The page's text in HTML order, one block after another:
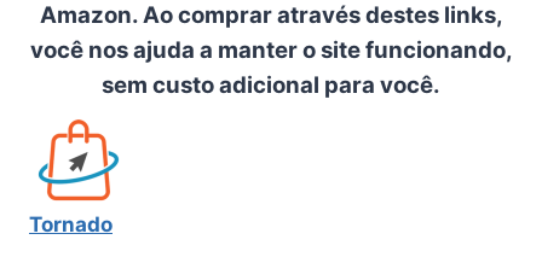
Amazon. Ao comprar através destes links,
você nos ajuda a manter o site funcionando,
sem custo adicional para você.
Tornado